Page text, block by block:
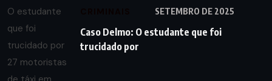
SETEMBRO DE 2025
Caso Delmo: O estudante que foi
trucidado por